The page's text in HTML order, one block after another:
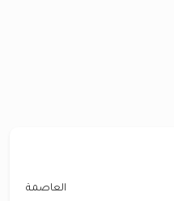
العاصمة